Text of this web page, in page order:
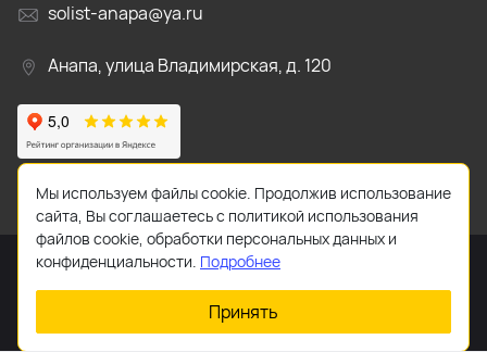
solist-anapa@ya.ru
Анапа, улица Владимирская, д. 120
2026 © Все права защищены.
Мы используем файлы cookie. Продолжив использование
сайта, Вы соглашаетесь с политикой использования
файлов cookie, обработки персональных данных и
конфиденциальности. Подробнее
Принять